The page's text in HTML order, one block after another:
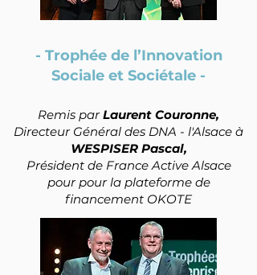
- Trophée de l’Innovation
Sociale et Sociétale -
Remis parLaurent Couronne,
Directeur Général des DNA - l'Alsace à
WESPISER Pascal,
Président de France Active Alsace
pour pour la plateforme de
financement OKOTE